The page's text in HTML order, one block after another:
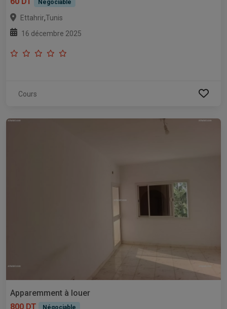
Négociable
Ettahrir,Tunis
16 décembre 2025
Cours
Apparemment à louer
800 DT
Négociable